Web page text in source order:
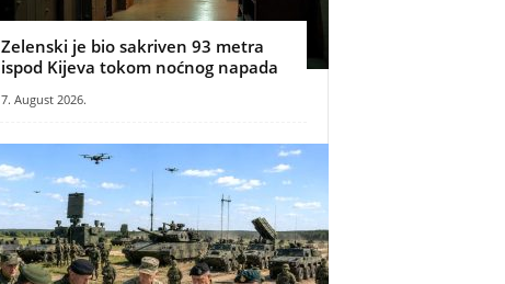
Zelenski je bio sakriven 93 metra
ispod Kijeva tokom noćnog napada
7. August 2026.